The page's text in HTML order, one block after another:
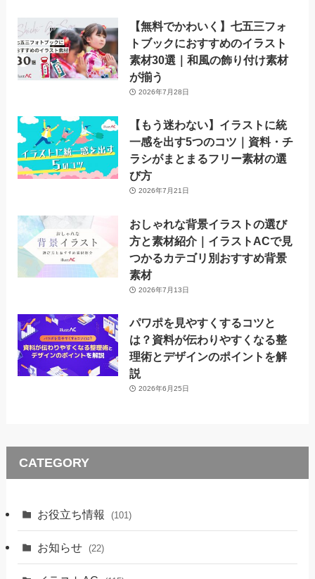
【無料でかわいく】七五三フォ
トブックにおすすめのイラスト
素材30選｜和風の飾り付け素材
が揃う
2026年7月28日
【もう迷わない】イラストに統
一感を出す5つのコツ｜資料・チ
ラシがまとまるフリー素材の選
び方
2026年7月21日
おしゃれな背景イラストの選び
方と素材紹介｜イラストACで見
つかるカテゴリ別おすすめ背景
素材
2026年7月13日
パワポを見やすくするコツと
は？資料が伝わりやすくなる整
理術とデザインのポイントを解
説
2026年6月25日
CATEGORY
お役立ち情報 (101)
お知らせ (22)